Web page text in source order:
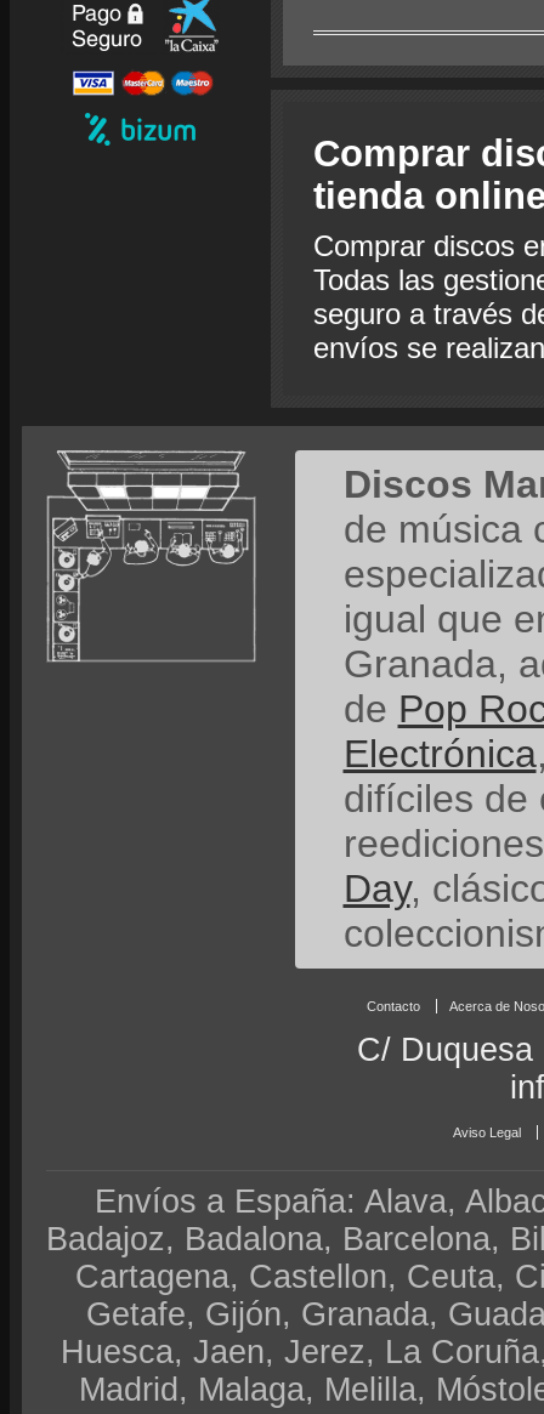
Comprar
tienda
Comprar discos
Todas las
seguro a través
envíos se
Discos
de música
igual que
Granada,
de Pop
Electrónica
difíciles de
Day,
Contacto Acerca de
C/ Duquesa
Aviso Legal
Envíos a España: Alava,
Badajoz, Badalona, Barcelona,
Cartagena, Castellon, Ceuta,
Getafe, Gijón, Granada,
Huesca, Jaen, Jerez, La
Madrid, Malaga, Melilla,